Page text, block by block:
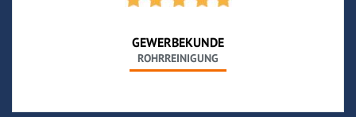
GEWERBEKUNDE
ROHRREINIGUNG